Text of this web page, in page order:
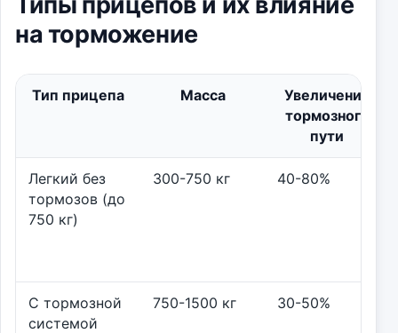
на торможение
Тип прицепа Масса
Увеличение
тормозного
пути
Легкий без
тормозов (до
750 кг)
300-750 кг 40-80%
С тормозной
системой
750-1500 кг 30-50%